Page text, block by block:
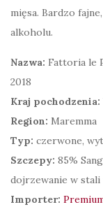
mięsa. Bardzo
alkoholu.
Nazwa: Fattoria le
2018
Kraj pochodzenia:
Region: Maremma
Typ: czerwone,
Szczepy: 85%
dojrzewanie w stali
Importer: